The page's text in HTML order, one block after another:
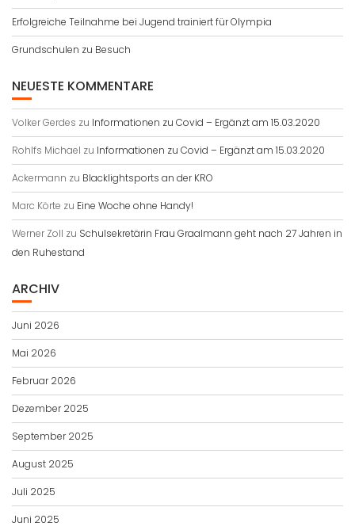
Erfolgreiche Teilnahme bei Jugend trainiert für Olympia
Grundschulen zu Besuch
NEUESTE KOMMENTARE
Volker Gerdes zu Informationen zu Covid – Ergänzt am 15.03.2020
Rohlfs Michael zu Informationen zu Covid – Ergänzt am 15.03.2020
Ackermann zu Blacklightsports an der KRO
Marc Körte zu Eine Woche ohne Handy!
Werner Zoll zu Schulsekretärin Frau Graalmann geht nach 27 Jahren in
den Ruhestand
ARCHIV
Juni 2026
Mai 2026
Februar 2026
Dezember 2025
September 2025
August 2025
Juli 2025
Juni 2025